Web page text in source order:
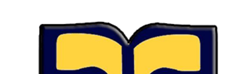
HACIA EL FUTURO.
INDIRECTO